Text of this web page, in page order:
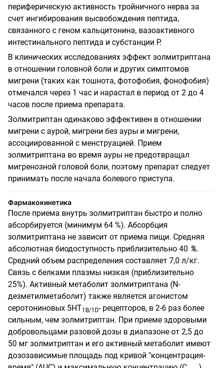
периферическую активность тройничного нерва за
счет ингибирования высвобождения пептида,
связанного с геном кальцитонина, вазоактивного
интестинального пептида и субстанции Р.
В клинических исследованиях эффект золмитриптана
в отношении головной боли и других симптомов
мигрени (таких как тошнота, фотофобия, фонофобия)
отмечался через 1 час и нарастал в период от 2 до 4
часов после приема препарата.
Золмитриптан одинаково эффективен в отношении
мигрени с аурой, мигрени без ауры и мигрени,
ассоциированной с менструацией. Прием
золмитриптана во время ауры не предотвращал
мигренозной головой боли, поэтому препарат следует
принимать после начала болевого приступа.
Фармакокинетика
После приема внутрь золмитриптан быстро и полно
абсорбируется (минимум 64 %). Абсорбция
золмитриптана не зависит от приема пищи. Средняя
абсолютная биодоступность приблизительно 40 %.
Средний объем распределения составляет 7,0 л/кг.
Связь с белками плазмы низкая (приблизительно
25%). Активный метаболит золмитриптана (N-
дезметилметаболит) также является агонистом
серотониновых 5НТ1 B/1D- рецепторов, в 2-6 раз более
сильным, чем золмитриптан. При приеме здоровыми
добровольцами разовой дозы в диапазоне от 2,5 до
50 мг золмитриптан и его активный метаболит имеют
дозозависимые площадь под кривой "концентрация-